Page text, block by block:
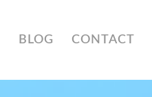
BLOG CONTACT